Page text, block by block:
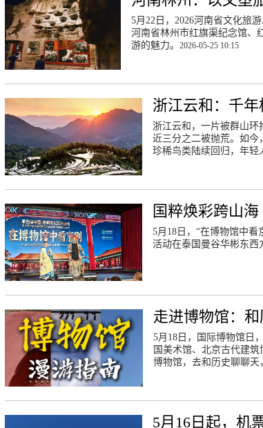
5月22日，2026河南省文化旅
河南省林州市红旗渠纪念馆、
游的魅力。 2026-05-25 10:15
浙江云和：千
浙江云和，一片被群山
近三分之二被抛荒。如今
珍稀鸟类陆续回归，年轻
国粹焕彩跨山
5月18日，“在博物馆中
活动在泰国曼谷华彬东
走进博物馆：
5月18日，国际博物馆日
国美术馆、北京古代建
博物馆，去和历史聊聊天
5月16日起，机